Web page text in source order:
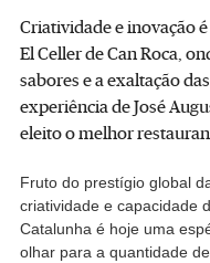
Criatividade e inovação
El Celler de Can Roca,
sabores e a exaltação
experiência de José
eleito o melhor
Fruto do prestígio global
criatividade e capacidade
Catalunha é hoje uma
olhar para a quantidade